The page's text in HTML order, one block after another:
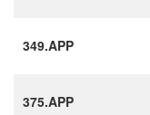
349.APP
375.APP